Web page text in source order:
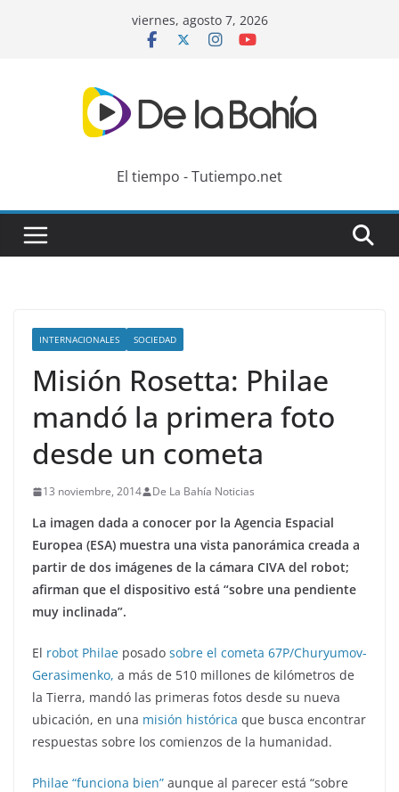
viernes, agosto 7, 2026
El tiempo - Tutiempo.net
INTERNACIONALES SOCIEDAD
Misión Rosetta: Philae
mandó la primera foto
desde un cometa
13 noviembre, 2014 De La Bahía Noticias
La imagen dada a conocer por la Agencia Espacial
Europea (ESA) muestra una vista panorámica creada a
partir de dos imágenes de la cámara CIVA del robot;
afirman que el dispositivo está “sobre una pendiente
muy inclinada”.
El robot Philae posado sobre el cometa 67P/Churyumov-
Gerasimenko, a más de 510 millones de kilómetros de
la Tierra, mandó las primeras fotos desde su nueva
ubicación, en una misión histórica que busca encontrar
respuestas sobre los comienzos de la humanidad.
Philae “funciona bien” aunque al parecer está “sobre